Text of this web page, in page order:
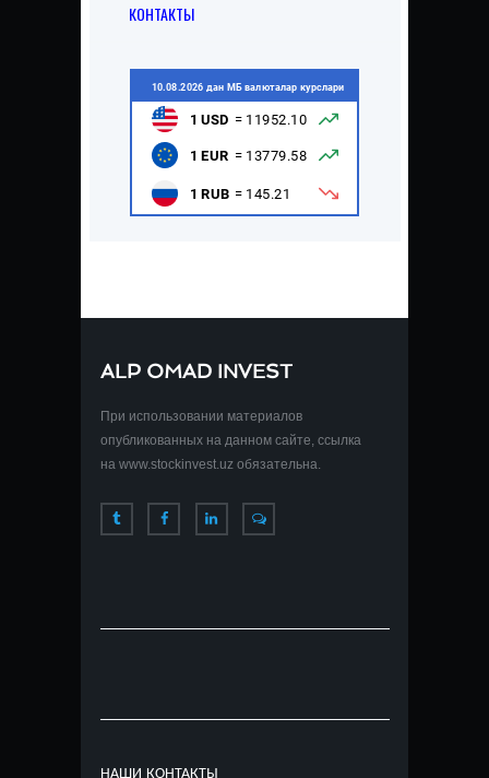
КОНТАКТЫ
ALP OMAD INVEST
При использовании материалов
опубликованных на данном сайте, ссылка
на www.stockinvest.uz обязательна.
НАШИ КОНТАКТЫ